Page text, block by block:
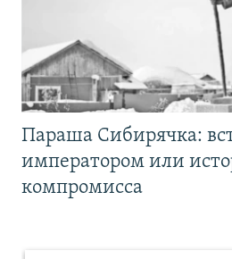
Параша Сибирячка:
императором или
компромисса